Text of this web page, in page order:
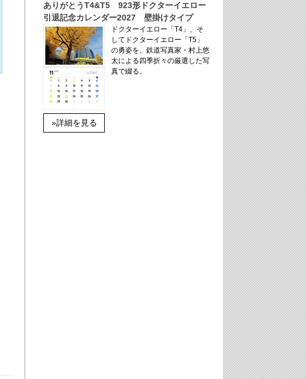
ありがとうT4&T5 923形ドクターイエロー
引退記念カレンダー2027 壁掛けタイプ
»詳細を見る
ドクターイエロー「T4」、そ
してドクターイエロー「T5」
の勇姿を、鉄道写真家・村上悠
太による四季折々の厳選した写
真で綴る。